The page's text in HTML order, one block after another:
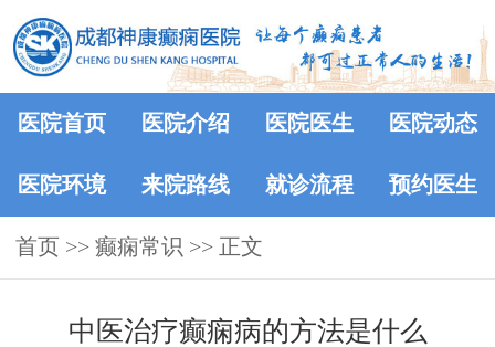
医院首页 医院介绍 医院医生 医院动态
医院环境 来院路线 就诊流程 预约医生
首页 >> 癫痫常识 >> 正文
中医治疗癫痫病的方法是什么